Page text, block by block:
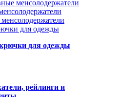
менсолодержатели
для одежды
рейлинги и